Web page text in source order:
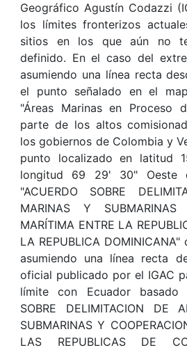
Geográfico Agustín Codazzi
los límites fronterizos
sitios en los que aún no
definido. En el caso del
asumiendo una línea recta
el punto señalado en el
"Áreas Marinas en Proceso
parte de los altos
los gobiernos de Colombia y
punto localizado en latitud
longitud 69 29' 30" Oeste
"ACUERDO SOBRE
MARINAS Y SUBMARINAS
MARÍTIMA ENTRE LA
LA REPUBLICA
asumiendo una línea recta
oficial publicado por el IGAC
límite con Ecuador basado
SOBRE DELIMITACION DE
SUBMARINAS Y
LAS REPUBLICAS DE